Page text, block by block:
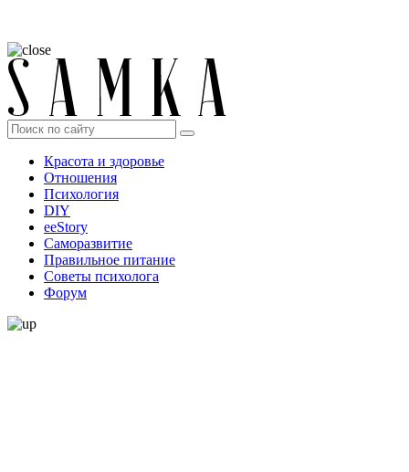
Красота и здоровье
Отношения
Психология
DIY
ееStory
Саморазвитие
Правильное питание
Советы психолога
Форум